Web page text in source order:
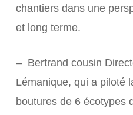
chantiers dans une
et long terme.
– Bertrand cousin
Lémanique, qui a piloté
boutures de 6 écotypes